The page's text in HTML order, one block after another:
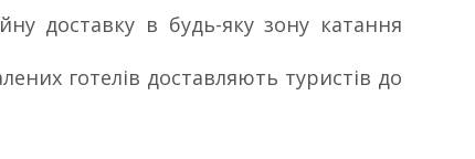
доставку в будь-яку зону катання
готелів доставляють туристів до